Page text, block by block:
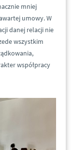
mniej
umowy. W
danej relacji nie
wszystkim
współpracy